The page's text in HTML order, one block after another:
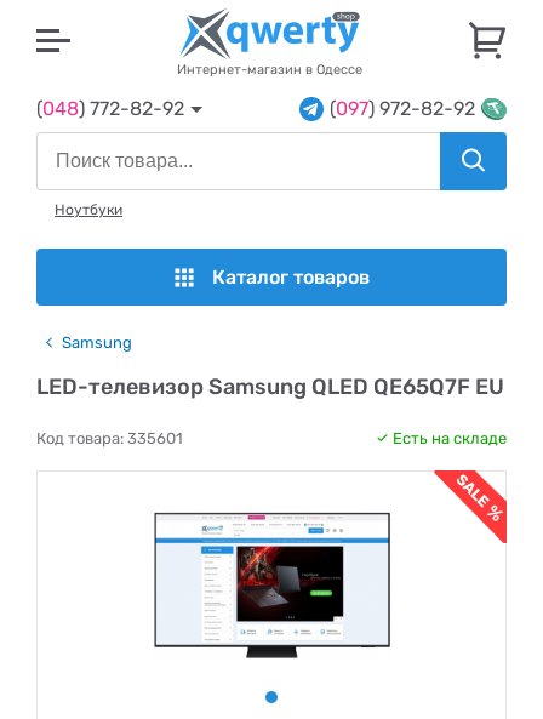
Интернет-магазин в Одессе
(048) 772-82-92 (097) 972-82-92
Ноутбуки
Каталог товаров
Samsung
LED-телевизор Samsung QLED QE65Q7F EU
Код товара: 335601 Есть на складе